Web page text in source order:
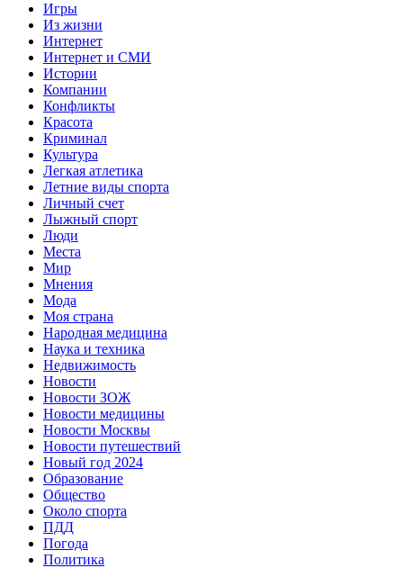
Игры
Из жизни
Интернет
Интернет и СМИ
Истории
Компании
Конфликты
Красота
Криминал
Культура
Легкая атлетика
Летние виды спорта
Личный счет
Лыжный спорт
Люди
Места
Мир
Мнения
Мода
Моя страна
Народная медицина
Наука и техника
Недвижимость
Новости
Новости ЗОЖ
Новости медицины
Новости Москвы
Новости путешествий
Новый год 2024
Образование
Общество
Около спорта
ПДД
Погода
Политика